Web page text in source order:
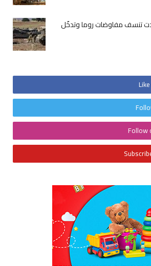
تنسف مفاوضات روما وتدخّل
Follow